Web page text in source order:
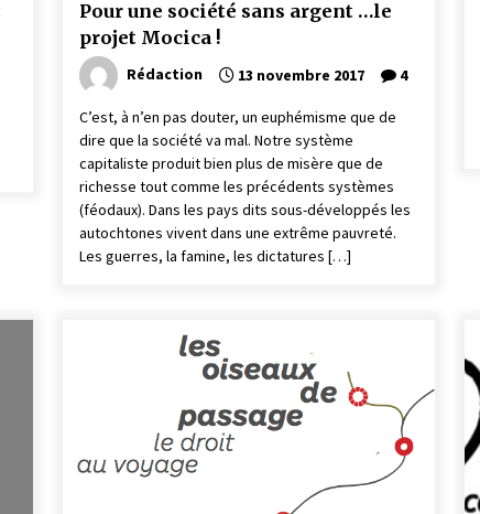
Pour une société sans argent …le
projet Mocica !
Rédaction 13 novembre 2017 4
C’est, à n’en pas douter, un euphémisme que de
dire que la société va mal. Notre système
capitaliste produit bien plus de misère que de
richesse tout comme les précédents systèmes
(féodaux). Dans les pays dits sous-développés les
autochtones vivent dans une extrême pauvreté.
Les guerres, la famine, les dictatures […]